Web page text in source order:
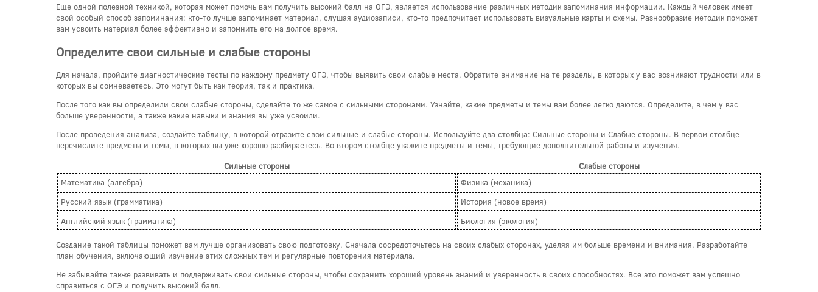
Еще одной полезной техникой, которая может помочь вам получить высокий балл на ОГЭ, является использование различных методик запоминания информации. Каждый человек имеет
свой особый способ запоминания: кто-то лучше запоминает материал, слушая аудиозаписи, кто-то предпочитает использовать визуальные карты и схемы. Разнообразие методик поможет
вам усвоить материал более эффективно и запомнить его на долгое время.
Определите свои сильные и слабые стороны
Для начала, пройдите диагностические тесты по каждому предмету ОГЭ, чтобы выявить свои слабые места. Обратите внимание на те разделы, в которых у вас возникают трудности или в
которых вы сомневаетесь. Это могут быть как теория, так и практика.
После того как вы определили свои слабые стороны, сделайте то же самое с сильными сторонами. Узнайте, какие предметы и темы вам более легко даются. Определите, в чем у вас
больше уверенности, а также какие навыки и знания вы уже усвоили.
После проведения анализа, создайте таблицу, в которой отразите свои сильные и слабые стороны. Используйте два столбца: Сильные стороны и Слабые стороны. В первом столбце
перечислите предметы и темы, в которых вы уже хорошо разбираетесь. Во втором столбце укажите предметы и темы, требующие дополнительной работы и изучения.
Сильные стороны
Слабые стороны
Математика (алгебра)
Физика (механика)
Русский язык (грамматика)
История (новое время)
Английский язык (грамматика)
Биология (экология)
Создание такой таблицы поможет вам лучше организовать свою подготовку. Сначала сосредоточьтесь на своих слабых сторонах, уделяя им больше времени и внимания. Разработайте
план обучения, включающий изучение этих сложных тем и регулярные повторения материала.
Не забывайте также развивать и поддерживать свои сильные стороны, чтобы сохранить хороший уровень знаний и уверенность в своих способностях. Все это поможет вам успешно
справиться с ОГЭ и получить высокий балл.